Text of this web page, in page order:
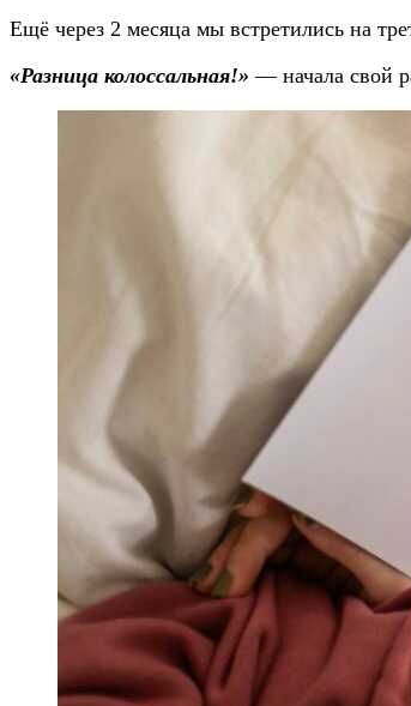
Ещё через 2 месяца мы встретились на
«Разница колоссальная!»— начала свой